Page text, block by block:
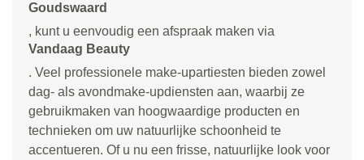
Goudswaard
, kunt u eenvoudig een afspraak maken via
Vandaag Beauty
. Veel professionele make-upartiesten bieden zowel
dag- als avondmake-updiensten aan, waarbij ze
gebruikmaken van hoogwaardige producten en
technieken om uw natuurlijke schoonheid te
accentueren. Of u nu een frisse, natuurlijke look voor